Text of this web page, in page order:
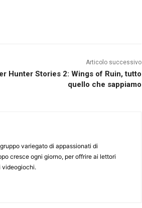
Articolo successivo
Hunter Stories 2: Wings of Ruin, tutto
quello che sappiamo
variegato di appassionati di
cresce ogni giorno, per offrire ai lettori
videogiochi.